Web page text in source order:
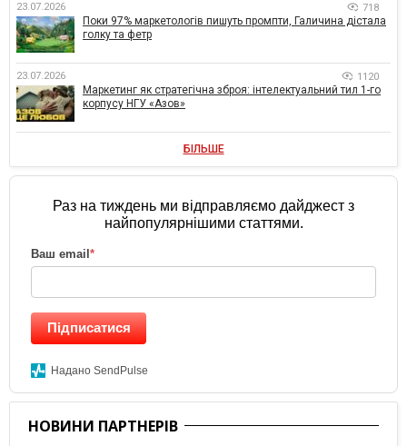
23.07.2026 718
Поки 97% маркетологів пишуть промпти, Галичина дістала
голку та фетр
23.07.2026 1120
Маркетинг як стратегічна зброя: інтелектуальний тил 1-го
корпусу НГУ «Азов»
БІЛЬШЕ
Раз на тиждень ми відправляємо дайджест з
найпопулярнішими статтями.
Ваш email *
Підписатися
Надано SendPulse
НОВИНИ ПАРТНЕРІВ